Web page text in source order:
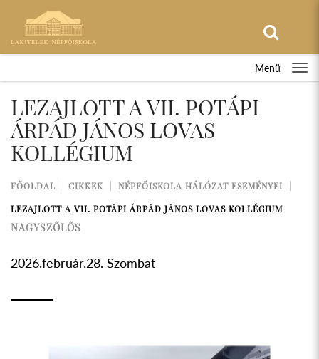
Menü
LEZAJLOTT A VII. POTÁPI
ÁRPÁD JÁNOS LOVAS
KOLLÉGIUM
FŐOLDAL CIKKEK
NÉPFŐISKOLA HÁLÓZAT ESEMÉNYEI
LEZAJLOTT A VII. POTÁPI ÁRPÁD JÁNOS LOVAS KOLLÉGIUM
NAGYSZŐLŐS
2026.február.28. Szombat